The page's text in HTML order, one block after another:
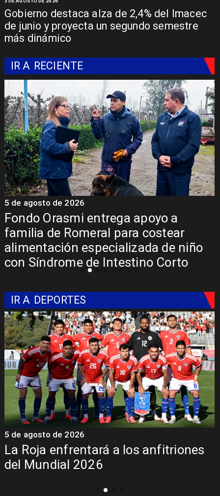
Gobierno destaca alza de 2,4% del Imacec
de junio y proyecta un segundo semestre
más dinámico
IR A RECIENTE
Fondo Orasmi entrega apoyo a
familia de Romeral para costear
alimentación especializada de niño
con Síndrome de Intestino Corto
5 de agosto de 2026
IR A DEPORTES
La Roja enfrentará a los anfitriones
del Mundial 2026
5 de agosto de 2026